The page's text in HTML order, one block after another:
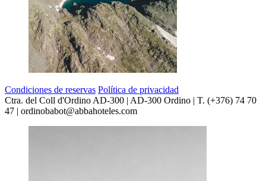
Condiciones de reservas Política de privacidad
Ctra. del Coll d'Ordino AD-300 | AD-300 Ordino | T. (+376) 74 70
47 | ordinobabot@abbahoteles.com